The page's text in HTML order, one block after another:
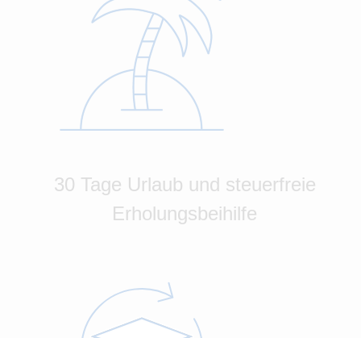
30 Tage Urlaub und steuerfreie
Erholungsbeihilfe